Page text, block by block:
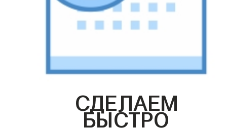
СДЕЛАЕМ
БЫСТРО